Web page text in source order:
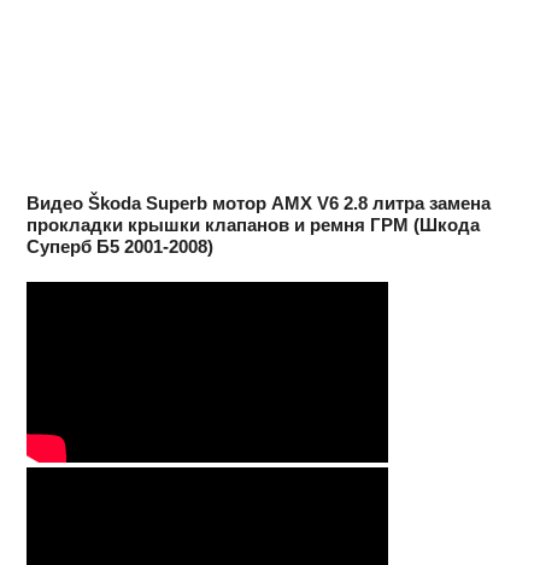
Видео Škoda Superb мотор AMX V6 2.8 литра замена
прокладки крышки клапанов и ремня ГРМ (Шкода
Суперб Б5 2001-2008)